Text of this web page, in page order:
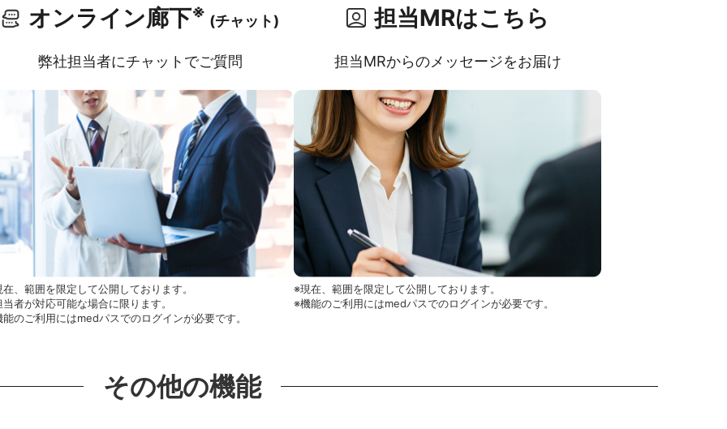
オンライン廊下※ (チャット)
弊社担当者にチャットでご質問
、範囲を限定して公開しております。
者が対応可能な場合に限ります。
能のご利用にはmedパスでのログインが必要です。
担当MRはこちら
担当MRからのメッセージをお届け
※現在、範囲を限定して公開しております。
※機能のご利用にはmedパスでのログインが必要です。
その他の機能